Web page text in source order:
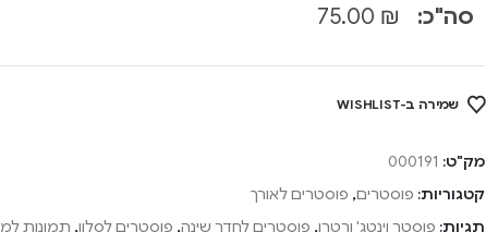
סה"כ: ₪
שמירה ב-WISHLIST
מק"ט: 000191
קטגוריות: פוסטרים, פוסטרים לאורך
תגיות: פוסטר וינטג' ורטרו, פוסטרים לחדר שינה, פוסטרים לסלון, תמונות